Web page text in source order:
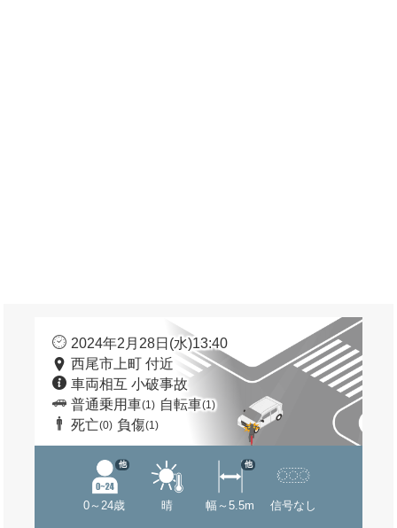
2024年2月28日(水)13:40
西尾市上町 付近
車両相互 小破事故
普通乗用車(1) 自転車(1)
死亡(0) 負傷(1)
0～24歳
他
晴 幅～5.5m
他
信号なし